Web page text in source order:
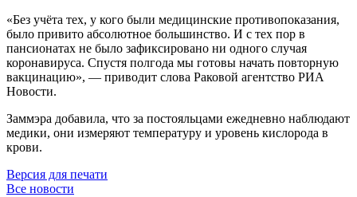
«Без учёта тех, у кого были медицинские противопоказания,
было привито абсолютное большинство. И с тех пор в
пансионатах не было зафиксировано ни одного случая
коронавируса. Спустя полгода мы готовы начать повторную
вакцинацию», — приводит слова Раковой агентство РИА
Новости.
Заммэра добавила, что за постояльцами ежедневно наблюдают
медики, они измеряют температуру и уровень кислорода в
крови.
Версия для печати
Все новости